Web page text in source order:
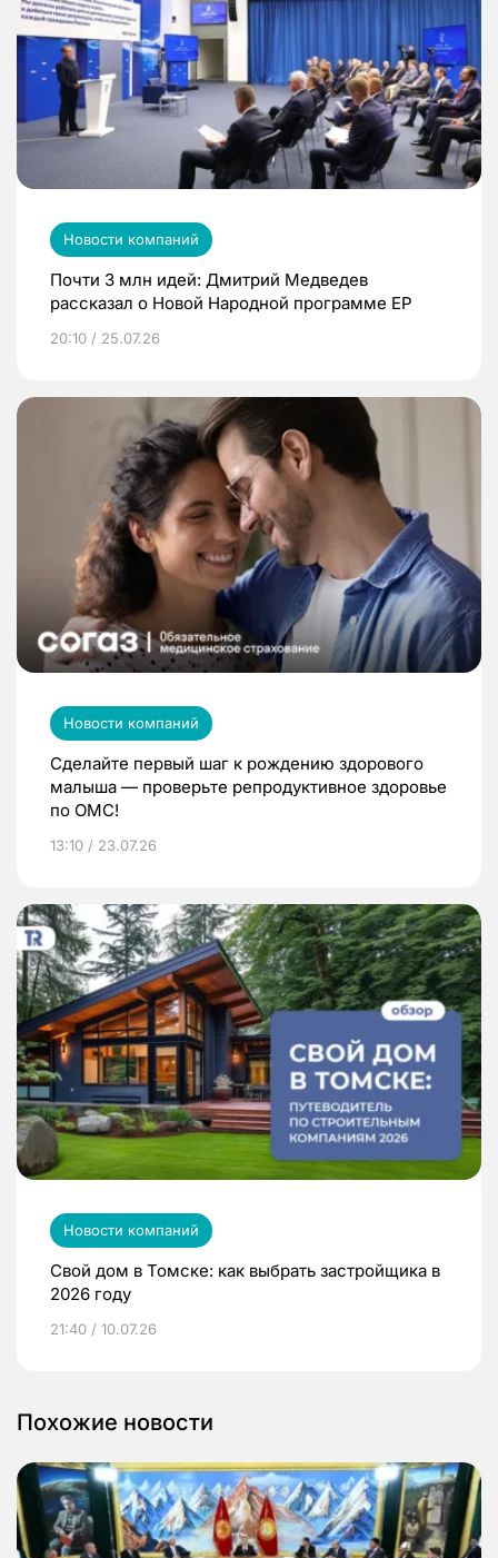
Новости компаний
Почти 3 млн идей: Дмитрий Медведев
рассказал о Новой Народной программе ЕР
20:10 / 25.07.26
Новости компаний
Сделайте первый шаг к рождению здорового
малыша — проверьте репродуктивное здоровье
по ОМС!
13:10 / 23.07.26
Новости компаний
Свой дом в Томске: как выбрать застройщика в
2026 году
21:40 / 10.07.26
Похожие новости